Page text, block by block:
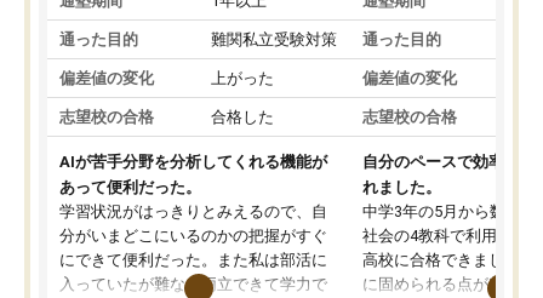
通った目的 難関私立受験対策
偏差値の変化 上がった
志望校の合格 合格した
AIが苦手分野を分析してくれる機能が
あって便利だった。
学習状況がはっきりとみえるので、自
分がいまどこにいるのかの把握がすぐ
にできて便利だった。また私は部活に
入っていたが難なく両立できて学力で
通った目的
偏差値の変化
志望校の合格
自分のペースで効率よく
れました。
中学3年の5月から数学・
社会の4教科で利用し、
高校に合格できました。
に固められる点が魅力で